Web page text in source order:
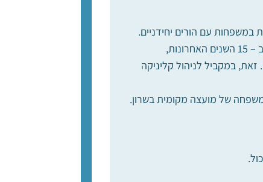
במשפחות עם הורים יחידניים.
במקביל לניהול קליניקה
של מועצה מקומית בשרון.